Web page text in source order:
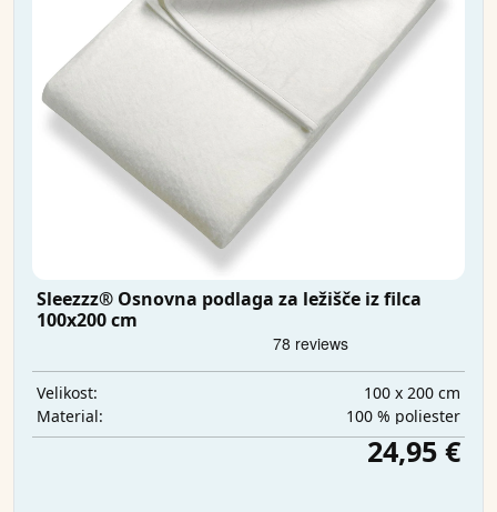
Sleezzz® Osnovna podlaga za ležišče iz filca
100x200 cm
Velikost:
100 x 200 cm
Material:
100 % poliester
24,95 €